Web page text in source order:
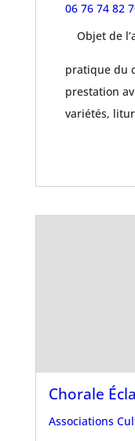
06 76 74 82
Objet de
pratique du
prestation
variétés,
Chorale
Associations